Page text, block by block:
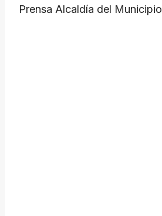
​Prensa Alcaldía del